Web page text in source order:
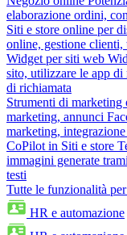
elaborazione ordini,
Siti e store online per
online, gestione
Widget per siti web
sito, utilizzare le app di
di richiamata
Strumenti di marketing
marketing, annunci
marketing,
CoPilot in Siti e store
immagini generate
testi
Tutte le funzionalità
HR e automazione